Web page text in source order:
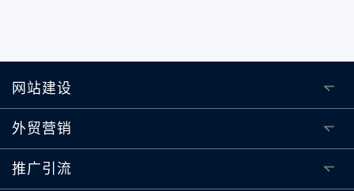
网站建设
外贸营销
推广引流